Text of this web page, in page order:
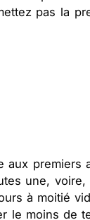
pas la
aux premiers
une,
à moitié
le moins de